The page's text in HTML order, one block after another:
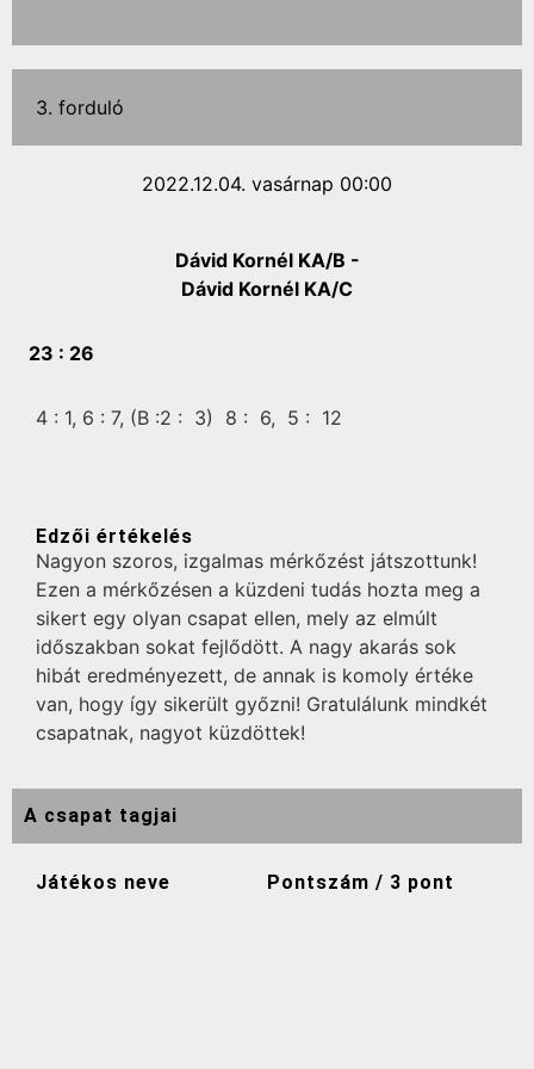
3. forduló
2022.12.04. vasárnap 00:00
Dávid Kornél KA/B -
Dávid Kornél KA/C
23 : 26
4 : 1, 6 : 7, (B :2 : 3) 8 : 6, 5 : 12
Edzői értékelés
Nagyon szoros, izgalmas mérkőzést játszottunk!
Ezen a mérkőzésen a küzdeni tudás hozta meg a
sikert egy olyan csapat ellen, mely az elmúlt
időszakban sokat fejlődött. A nagy akarás sok
hibát eredményezett, de annak is komoly értéke
van, hogy így sikerült győzni! Gratulálunk mindkét
csapatnak, nagyot küzdöttek!
A csapat tagjai
Játékos neve Pontszám / 3 pont